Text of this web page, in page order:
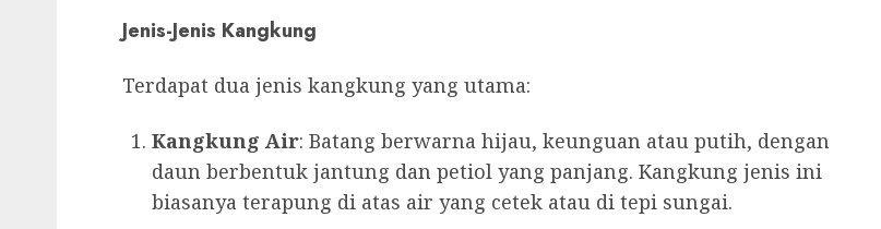
Jenis-Jenis Kangkung
Terdapat dua jenis kangkung yang utama:
Kangkung Air: Batang berwarna hijau, keunguan atau putih, dengan
daun berbentuk jantung dan petiol yang panjang. Kangkung jenis ini
biasanya terapung di atas air yang cetek atau di tepi sungai.